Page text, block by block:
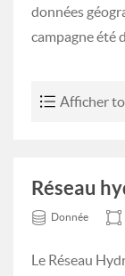
données
campagne été
Afficher
Réseau
Donnée
Le Réseau